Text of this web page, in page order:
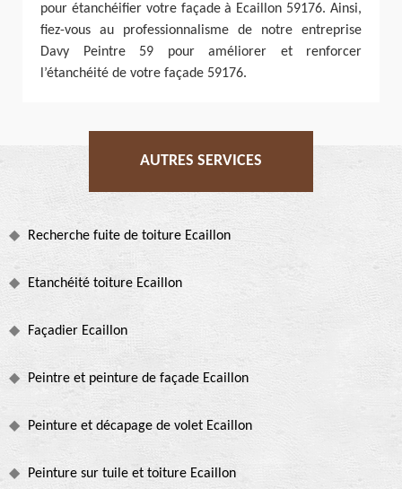
pour étanchéifier votre façade à Ecaillon 59176. Ainsi,
fiez-vous au professionnalisme de notre entreprise
Davy Peintre 59 pour améliorer et renforcer
l’étanchéité de votre façade 59176.
AUTRES SERVICES
Recherche fuite de toiture Ecaillon
Etanchéité toiture Ecaillon
Façadier Ecaillon
Peintre et peinture de façade Ecaillon
Peinture et décapage de volet Ecaillon
Peinture sur tuile et toiture Ecaillon